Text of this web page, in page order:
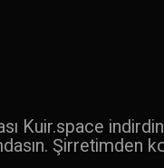
Kuir.space
Şirretimden